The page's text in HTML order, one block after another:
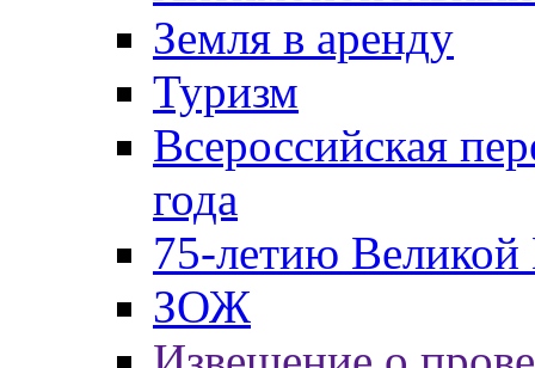
Земля в аренду
Туризм
Всероссийская
года
75-летию
ЗОЖ